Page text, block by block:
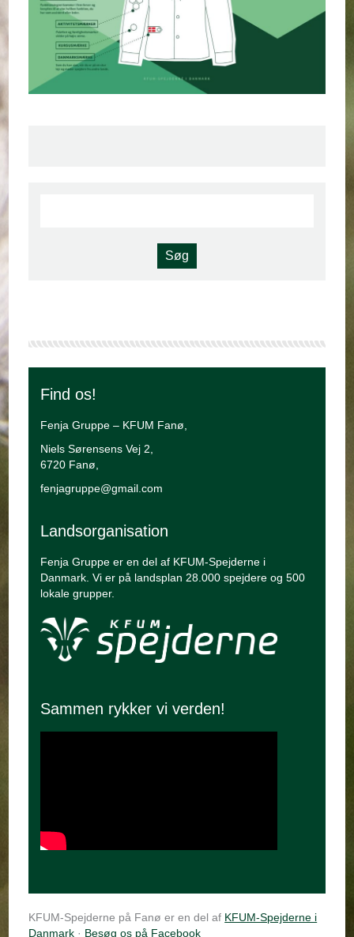
Find os!
Fenja Gruppe – KFUM Fanø,
Niels Sørensens Vej 2,
6720 Fanø,
fenjagruppe@gmail.com
Landsorganisation
Fenja Gruppe er en del af KFUM-Spejderne i
Danmark. Vi er på landsplan 28.000 spejdere og 500
lokale grupper.
Sammen rykker vi verden!
KFUM-Spejderne på Fanø er en del af KFUM-Spejderne i
Danmark · Besøg os på Facebook